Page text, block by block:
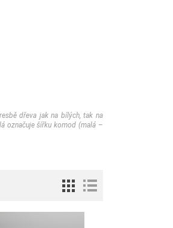
dřeva jak na bílých, tak na
označuje šířku komod (malá –